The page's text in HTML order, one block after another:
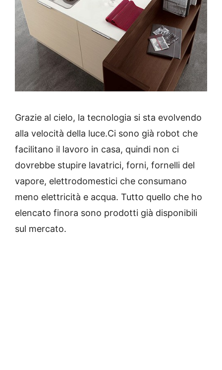
Grazie al cielo, la tecnologia si sta evolvendo
alla velocità della luce.Ci sono già robot che
facilitano il lavoro in casa, quindi non ci
dovrebbe stupire lavatrici, forni, fornelli del
vapore, elettrodomestici che consumano
meno elettricità e acqua. Tutto quello che ho
elencato finora sono prodotti già disponibili
sul mercato.